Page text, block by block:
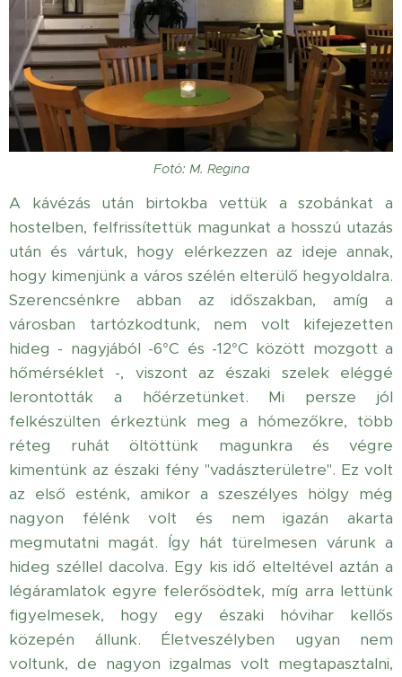
Fotó: M. Regina
A kávézás után birtokba vettük a szobánkat a
hostelben, felfrissítettük magunkat a hosszú utazás
után és vártuk, hogy elérkezzen az ideje annak,
hogy kimenjünk a város szélén elterülő hegyoldalra.
Szerencsénkre abban az időszakban, amíg a
városban tartózkodtunk, nem volt kifejezetten
hideg - nagyjából -6°C és -12°C között mozgott a
hőmérséklet -, viszont az északi szelek eléggé
lerontották a hőérzetünket. Mi persze jól
felkészülten érkeztünk meg a hómezőkre, több
réteg ruhát öltöttünk magunkra és végre
kimentünk az északi fény "vadászterületre". Ez volt
az első esténk, amikor a szeszélyes hölgy még
nagyon félénk volt és nem igazán akarta
megmutatni magát. Így hát türelmesen várunk a
hideg széllel dacolva. Egy kis idő elteltével aztán a
légáramlatok egyre felerősödtek, míg arra lettünk
figyelmesek, hogy egy északi hóvihar kellős
közepén állunk. Életveszélyben ugyan nem
voltunk, de nagyon izgalmas volt megtapasztalni,